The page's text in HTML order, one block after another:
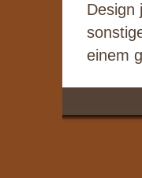
Design
einem